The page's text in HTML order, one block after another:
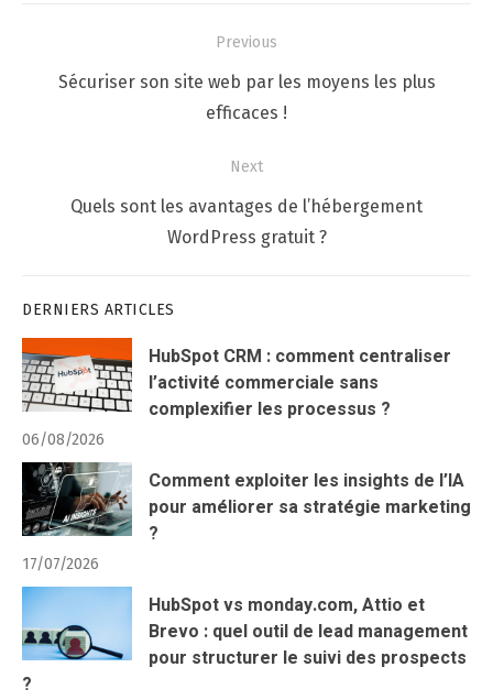
Previous
Previous
Sécuriser son site web par les moyens les plus
efficaces !
Next
Quels sont les avantages de l’hébergement
WordPress gratuit ?
DERNIERS ARTICLES
HubSpot CRM : comment centraliser
l’activité commerciale sans
complexifier les processus ?
06/08/2026
Comment exploiter les insights de l’IA
pour améliorer sa stratégie marketing
?
17/07/2026
HubSpot vs monday.com, Attio et
Brevo : quel outil de lead management
pour structurer le suivi des prospects
?